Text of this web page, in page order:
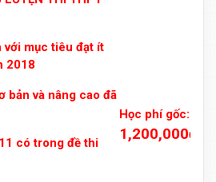
với mục tiêu đạt ít
2018
bản và nâng cao đã
có trong đề thi
Học phí gốc:
1,200,000đ